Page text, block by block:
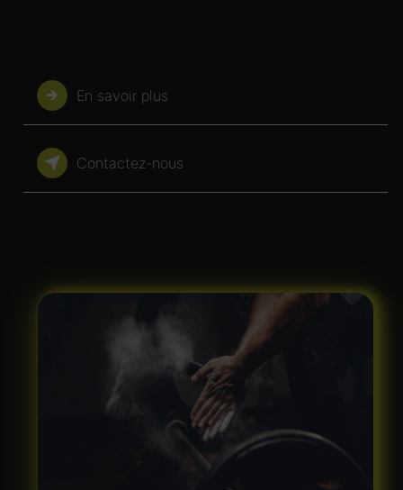
En savoir plus
Contactez-nous